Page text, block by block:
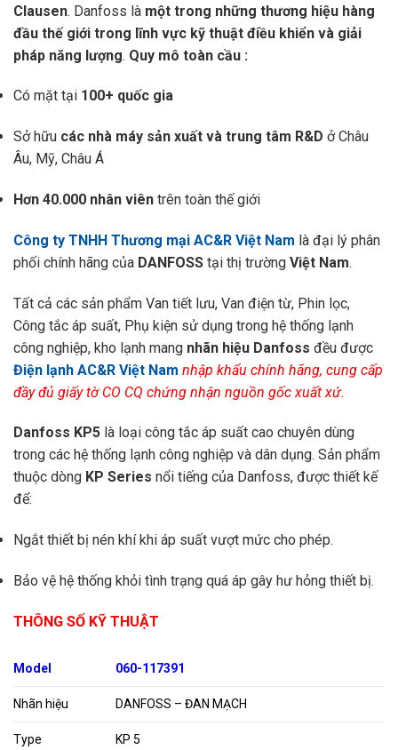
Clausen. Danfoss là một trong những thương hiệu hàng
đầu thế giới trong lĩnh vực kỹ thuật điều khiển và giải
pháp năng lượng. Quy mô toàn cầu :
Có mặt tại 100+ quốc gia
Sở hữu các nhà máy sản xuất và trung tâm R&D ở Châu
Âu, Mỹ, Châu Á
Hơn 40.000 nhân viên trên toàn thế giới
Công ty TNHH Thương mại AC&R Việt Nam là đại lý phân
phối chính hãng của DANFOSS tại thị trường Việt Nam.
Tất cả các sản phẩm Van tiết lưu, Van điện từ, Phin lọc,
Công tắc áp suất, Phụ kiện sử dụng trong hệ thống lạnh
công nghiệp, kho lạnh mang nhãn hiệu Danfoss đều được
Điện lạnh AC&R Việt Nam nhập khẩu chính hãng, cung cấp
đầy đủ giấy tờ CO CQ chứng nhận nguồn gốc xuất xứ.
Danfoss KP5 là loại công tắc áp suất cao chuyên dùng
trong các hệ thống lạnh công nghiệp và dân dụng. Sản phẩm
thuộc dòng KP Series nổi tiếng của Danfoss, được thiết kế
để:
Ngắt thiết bị nén khí khi áp suất vượt mức cho phép.
Bảo vệ hệ thống khỏi tình trạng quá áp gây hư hỏng thiết bị.
THÔNG SỐ KỸ THUẬT
Model 060-117391
Nhãn hiệu DANFOSS – ĐAN MẠCH
Type KP 5